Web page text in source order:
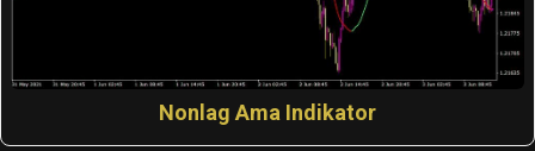
Nonlag Ama Indikator